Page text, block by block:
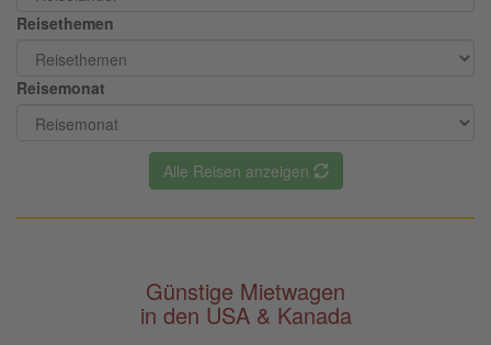
Reisethemen
Reisemonat
Alle Reisen anzeigen
Günstige Mietwagen
in den USA & Kanada